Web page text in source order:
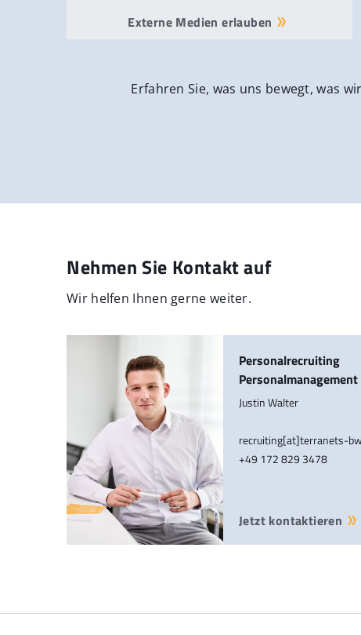
Externe Medien erlauben
Erfahren Sie, was uns bewegt, was
Nehmen Sie Kontakt auf
Wir helfen Ihnen gerne weiter.
Personalrecruiting
Personalmanagement
Justin Walter
recruiting[at]terranets-
+49 172 829 3478
Jetzt kontaktieren